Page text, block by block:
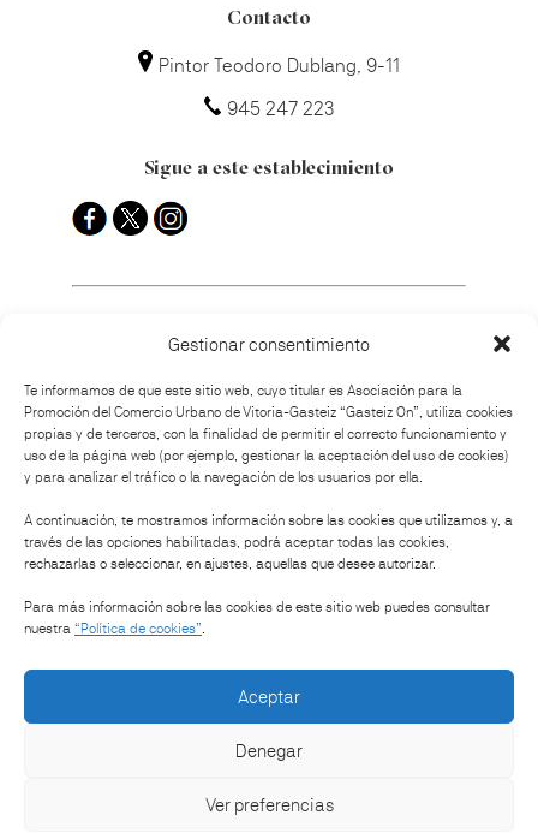
Gestionar consentimiento
Te informamos de que este sitio web, cuyo titular es Asociación para la
Promoción del Comercio Urbano de Vitoria-Gasteiz “Gasteiz On”, utiliza cookies
propias y de terceros, con la finalidad de permitir el correcto funcionamiento y
uso de la página web (por ejemplo, gestionar la aceptación del uso de cookies)
y para analizar el tráfico o la navegación de los usuarios por ella.
A continuación, te mostramos información sobre las cookies que utilizamos y, a
través de las opciones habilitadas, podrá aceptar todas las cookies,
rechazarlas o seleccionar, en ajustes, aquellas que desee autorizar.
Para más información sobre las cookies de este sitio web puedes consultar
nuestra “Política de cookies”.
Aceptar
Denegar
Ver preferencias
Contacto
Pintor Teodoro Dublang, 9-11
945 247 223
Sigue a este establecimiento
¿Cómo llegar?
Organiza:
Patrocinan: